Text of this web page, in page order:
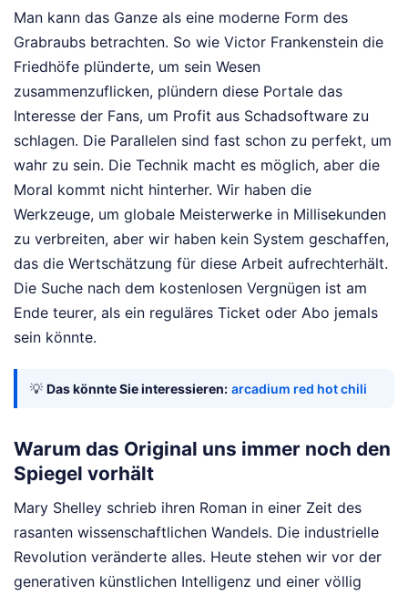
Man kann das Ganze als eine moderne Form des
Grabraubs betrachten. So wie Victor Frankenstein die
Friedhöfe plünderte, um sein Wesen
zusammenzuflicken, plündern diese Portale das
Interesse der Fans, um Profit aus Schadsoftware zu
schlagen. Die Parallelen sind fast schon zu perfekt, um
wahr zu sein. Die Technik macht es möglich, aber die
Moral kommt nicht hinterher. Wir haben die
Werkzeuge, um globale Meisterwerke in Millisekunden
zu verbreiten, aber wir haben kein System geschaffen,
das die Wertschätzung für diese Arbeit aufrechterhält.
Die Suche nach dem kostenlosen Vergnügen ist am
Ende teurer, als ein reguläres Ticket oder Abo jemals
sein könnte.
💡 Das könnte Sie interessieren: arcadium red hot chili
Warum das Original uns immer noch den
Spiegel vorhält
Mary Shelley schrieb ihren Roman in einer Zeit des
rasanten wissenschaftlichen Wandels. Die industrielle
Revolution veränderte alles. Heute stehen wir vor der
generativen künstlichen Intelligenz und einer völlig